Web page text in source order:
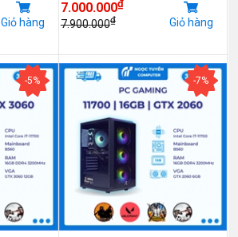
Giỏ hàng
7.000.000₫
7.900.000₫ Giỏ hàng
-5% -7%